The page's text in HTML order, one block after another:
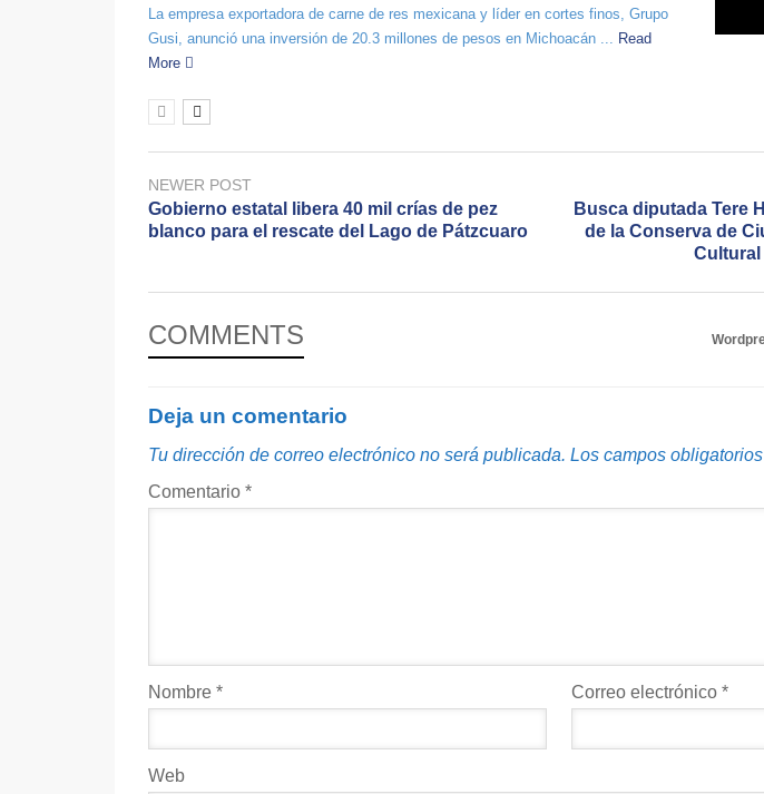
La empresa exportadora de carne de res mexicana y líder en cortes finos, Grupo
Gusi, anunció una inversión de 20.3 millones de pesos en Michoacán ...
Read
More
NEWER POST
Gobierno estatal libera 40 mil crías de pez
blanco para el rescate del Lago de Pátzcuaro
Busca diputada Tere
de la Conserva de
Cultural
COMMENTS
Deja un comentario
Tu dirección de correo electrónico no será publicada. Los campos
Comentario *
Nombre * Correo electrónico*
Web